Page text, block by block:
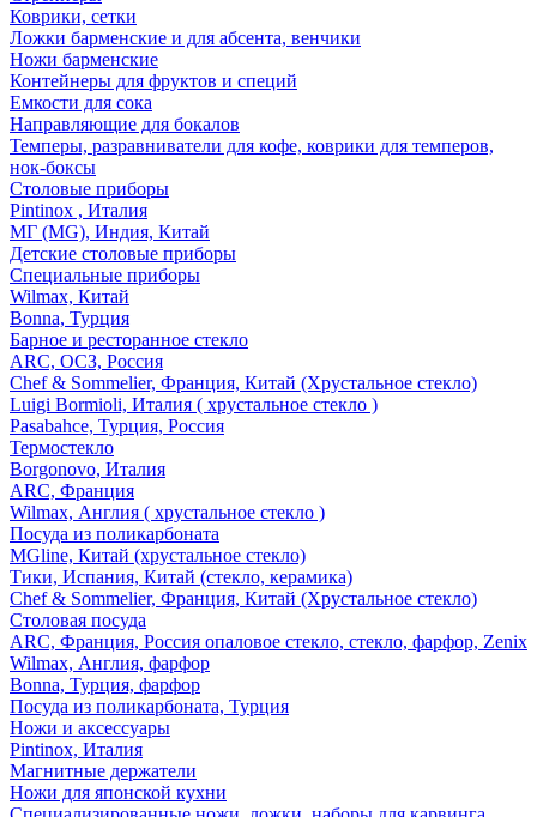
Коврики, сетки
Ложки барменские и для абсента, венчики
Ножи барменские
Контейнеры для фруктов и специй
Емкости для сока
Направляющие для бокалов
Темперы, разравниватели для кофе, коврики для темперов,
нок-боксы
Столовые приборы
Pintinox , Италия
МГ (MG), Индия, Китай
Детские столовые приборы
Специальные приборы
Wilmax, Китай
Bonna, Турция
Барное и ресторанное стекло
ARC, ОСЗ, Россия
Chef & Sommelier, Франция, Китай (Хрустальное стекло)
Luigi Bormioli, Италия ( хрустальное стекло )
Pasabahce, Турция, Россия
Термостекло
Borgonovo, Италия
ARC, Франция
Wilmax, Англия ( хрустальное стекло )
Посуда из поликарбоната
MGline, Китай (хрустальное стекло)
Тики, Испания, Китай (стекло, керамика)
Chef & Sommelier, Франция, Китай (Хрустальное стекло)
Столовая посуда
ARC, Франция, Россия опаловое стекло, стекло, фарфор, Zenix
Wilmax, Англия, фарфор
Bonna, Турция, фарфор
Посуда из поликарбоната, Турция
Ножи и аксессуары
Pintinox, Италия
Магнитные держатели
Ножи для японской кухни